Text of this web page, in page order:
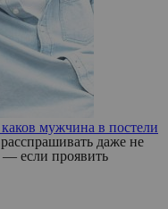
каков мужчина в постели
даже не
— если проявить